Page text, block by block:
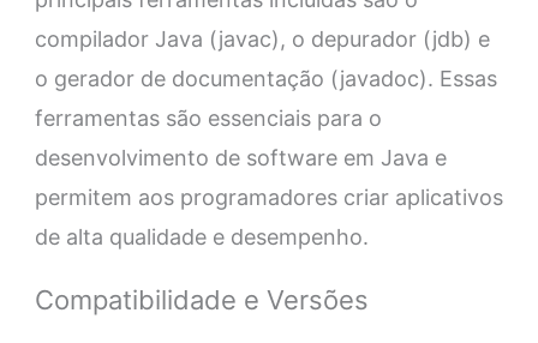
compilador Java (javac), o depurador (jdb) e
o gerador de documentação (javadoc). Essas
ferramentas são essenciais para o
desenvolvimento de software em Java e
permitem aos programadores criar aplicativos
de alta qualidade e desempenho.
Compatibilidade e Versões